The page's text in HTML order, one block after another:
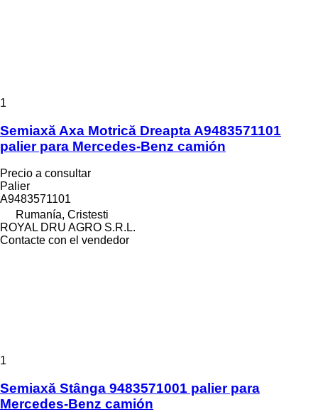
1
Semiaxă Axa Motrică Dreapta A9483571101
palier para Mercedes-Benz camión
Precio a consultar
Palier
A9483571101
Rumanía, Cristesti
ROYAL DRU AGRO S.R.L.
Contacte con el vendedor
1
Semiaxă Stânga 9483571001 palier para
Mercedes-Benz camión